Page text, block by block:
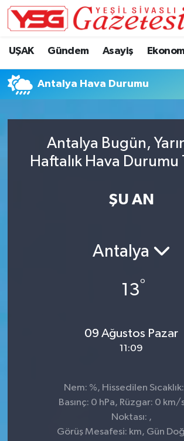
UŞAK Gündem Asayiş
Antalya Hava Durumu
Antalya Bugün,
Haftalık Hava Durumu
ŞU AN
Antalya
13°
09 Ağustos Pazar
11:09
Nem: %, Hissedilen
Basınç: 0 hPa, Rüzgar: 0 km/
Noktası: ,
Görüş Mesafesi: km, Gün
Süper Lig Puan Durumu ve